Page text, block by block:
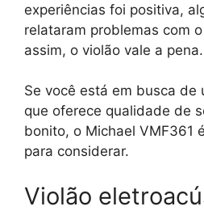
experiências foi positiva,
relataram problemas com
assim, o violão vale a pena.
Se você está em busca de
que oferece qualidade de
bonito, o Michael VMF361
para considerar.
Violão